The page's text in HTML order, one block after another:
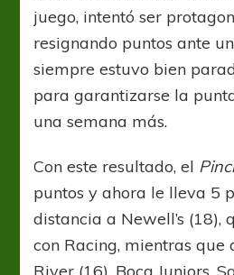
juego, intentó ser
resignando puntos ante
siempre estuvo bien
para garantizarse la
una semana más.
Con este resultado, el
puntos y ahora le lleva 5
distancia a Newell’s (18),
con Racing, mientras que